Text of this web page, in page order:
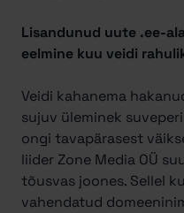
Lisandunud uute .ee-
eelmine kuu veidi
Veidi kahanema
sujuv üleminek
ongi tavapärasest
liider Zone Media OÜ
tõusvas joones. Sellel
vahendatud